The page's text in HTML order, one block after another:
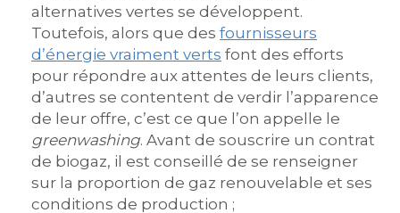
alternatives vertes se développent.
Toutefois, alors que des fournisseurs
d’énergie vraiment verts font des efforts
pour répondre aux attentes de leurs clients,
d’autres se contentent de verdir l’apparence
de leur offre, c’est ce que l’on appelle le
greenwashing. Avant de souscrire un contrat
de biogaz, il est conseillé de se renseigner
sur la proportion de gaz renouvelable et ses
conditions de production ;